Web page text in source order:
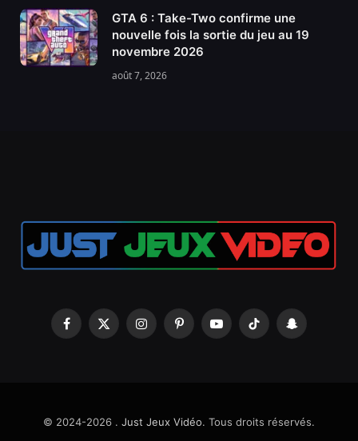
GTA 6 : Take-Two confirme une
nouvelle fois la sortie du jeu au 19
novembre 2026
août 7, 2026
Facebook
X
InstagramPinterestYouTubeTikTok Snapchat
© 2024-2026 . Just Jeux Vidéo. Tous droits réservés.